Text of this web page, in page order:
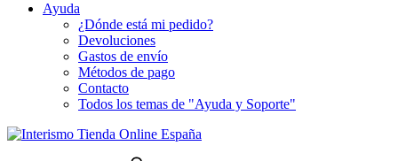
Ayuda
¿Dónde está mi pedido?
Devoluciones
Gastos de envío
Métodos de pago
Contacto
Todos los temas de "Ayuda y Soporte"